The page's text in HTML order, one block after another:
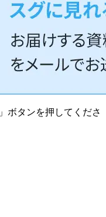
ボタンを押してくださ